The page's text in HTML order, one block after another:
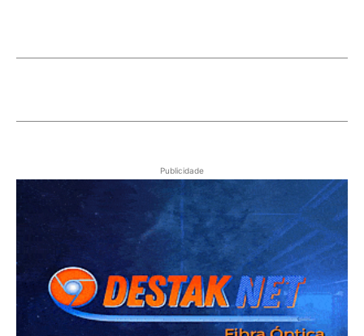
Publicidade